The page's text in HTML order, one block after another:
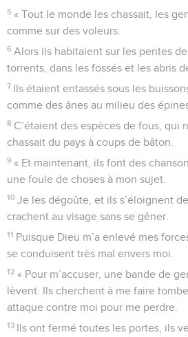
5 « Tout le monde les chassait, les
comme sur des voleurs.
6 Alors ils habitaient sur les pentes
torrents, dans les fossés et les abris
7 Ils étaient entassés sous les
comme des ânes au milieu des
8 C’étaient des espèces de fous, qui
chassait du pays à coups de bâton.
9 « Et maintenant, ils font des
une foule de choses à mon sujet.
10 Je les dégoûte, et ils s’éloignent
crachent au visage sans se gêner.
11 Puisque Dieu m’a enlevé mes
se conduisent très mal envers moi.
12 « Pour m’accuser, une bande de
lèvent. Ils cherchent à me faire
attaque contre moi pour me perdre.
13 Ils ont fermé toutes les portes, ils